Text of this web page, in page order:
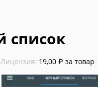
список
Лицензия: 19,00 ₽ за товар